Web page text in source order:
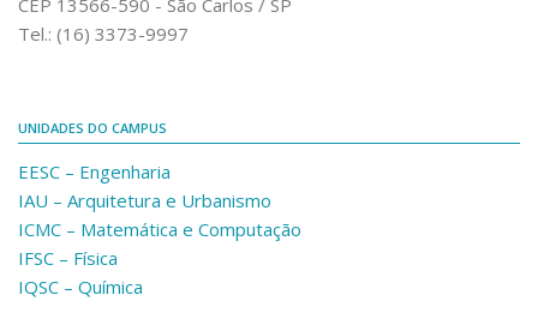
Tel.: (16) 3373-9997
UNIDADES DO CAMPUS
EESC – Engenharia
IAU – Arquitetura e Urbanismo
ICMC – Matemática e Computação
IFSC – Física
IQSC – Química